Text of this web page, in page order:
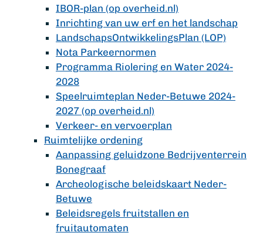
IBOR-plan (op overheid.nl)
Inrichting van uw erf en het landschap
LandschapsOntwikkelingsPlan (LOP)
Nota Parkeernormen
Programma Riolering en Water 2024-
2028
Speelruimteplan Neder-Betuwe 2024-
2027 (op overheid.nl)
Verkeer- en vervoerplan
Ruimtelijke ordening
Aanpassing geluidzone Bedrijventerrein
Bonegraaf
Archeologische beleidskaart Neder-
Betuwe
Beleidsregels fruitstallen en
fruitautomaten